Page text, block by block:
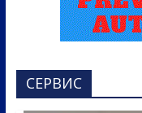
СЕРВИС